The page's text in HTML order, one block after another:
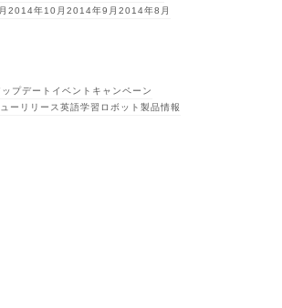
2014年10月 2014年9月 2014年8月
ップデート イベント キャンペーン
ーリリース 英語学習ロボット 製品情報